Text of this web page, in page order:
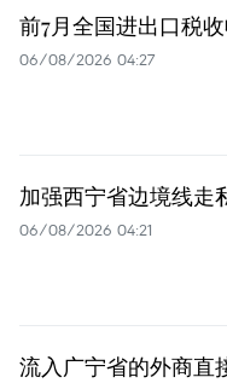
前7月全国进出口税
06/08/2026 04:27
加强西宁省边境线走
06/08/2026 04:21
流入广宁省的外商直